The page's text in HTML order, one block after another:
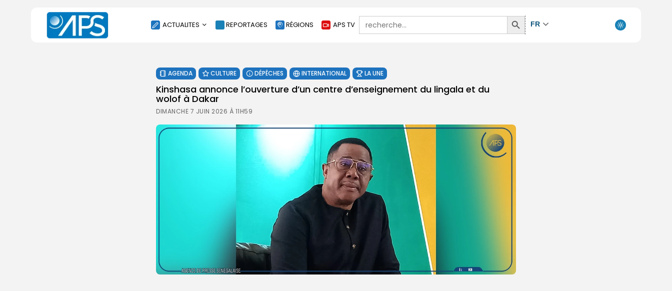
ACTUALITES
SOCIÉTÉ
ÉCONOMIE
CULTURE
ENVIRONNEMENT
REPORTAGES RÉGIONS APS TV
Search
for:
Search
Button
FR
AGENDA CULTURE DÉPÊCHES INTERNATIONAL LA UNE
Kinshasa annonce l’ouverture d’un centre d’enseignement du lingala et du
wolof à Dakar
DIMANCHE 7 JUIN 2026 À 11H59